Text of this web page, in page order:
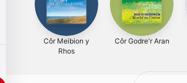
Côr Meibion y
Rhos
Côr Godre'r Aran